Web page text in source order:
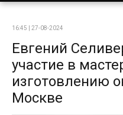
16:45 | 27-08-2024
Евгений
участие в
изготовлению
Москве